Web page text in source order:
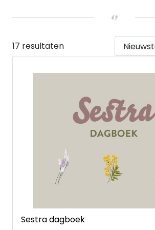
Afscheidsgeschenken
Young Adult
Hardback (14)
17 resultaten
Sestra dagboek